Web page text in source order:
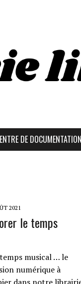
DE DOCUMENTATION
2021
le temps
musical … le
numérique à